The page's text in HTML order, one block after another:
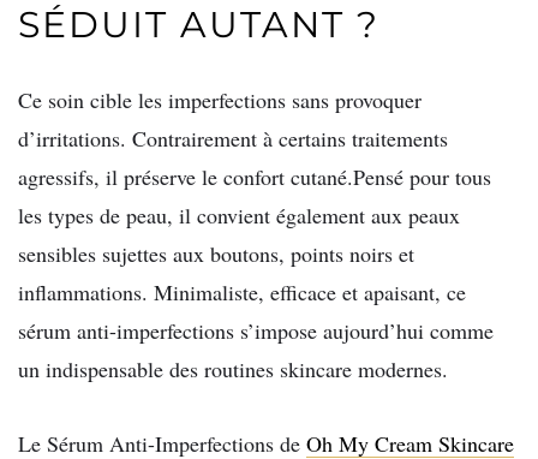
SÉDUIT AUTANT ?
Ce soin cible les imperfections sans provoquer
d’irritations. Contrairement à certains traitements
agressifs, il préserve le confort cutané.Pensé pour tous
les types de peau, il convient également aux peaux
sensibles sujettes aux boutons, points noirs et
inflammations. Minimaliste, efficace et apaisant, ce
sérum anti-imperfections s’impose aujourd’hui comme
un indispensable des routines skincare modernes.
Le Sérum Anti-Imperfections de Oh My Cream Skincare